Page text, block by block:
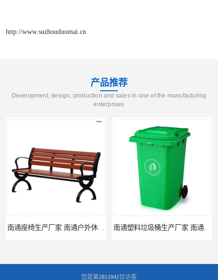
http://www.suzhouduomai.cn
产品推荐
Development, design, production and sales in one of the manufacturing
enterprises
您是第2811041位访客